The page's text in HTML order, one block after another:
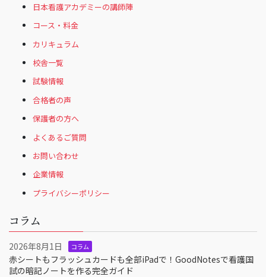
日本看護アカデミーの講師陣
コース・料金
カリキュラム
校舎一覧
試験情報
合格者の声
保護者の方へ
よくあるご質問
お問い合わせ
企業情報
プライバシーポリシー
コラム
2026年8月1日 コラム
赤シートもフラッシュカードも全部iPadで！GoodNotesで看護国
試の暗記ノートを作る完全ガイド